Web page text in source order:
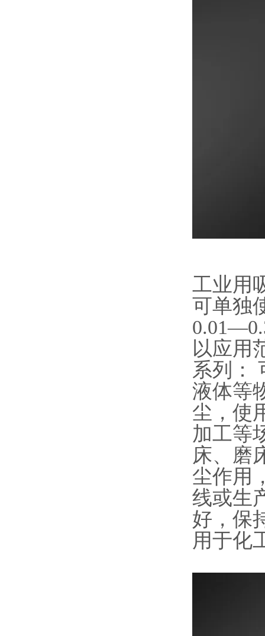
工业用
可单独
以应用
系列：
液体等
尘，使
加工等
床、磨
尘作用
线或生
好，保
用于化